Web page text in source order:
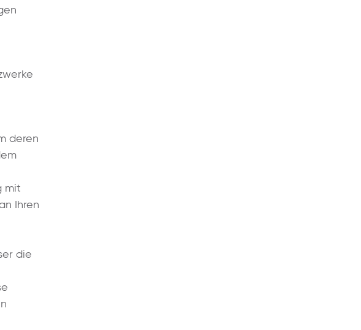
deren
mit
Ihren
die